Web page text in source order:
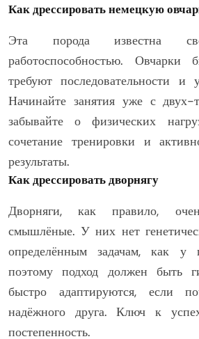
Как дрессировать немецкую
Эта порода известна
работоспособностью. Овчарки
требуют последовательности и
Начинайте занятия уже с
забывайте о физических
сочетание тренировки и
результаты.
Как дрессировать дворнягу
Дворняги, как правило,
смышлёные. У них нет
определённым задачам, как у
поэтому подход должен быть
быстро адаптируются, если
надёжного друга. Ключ к
постепенность.